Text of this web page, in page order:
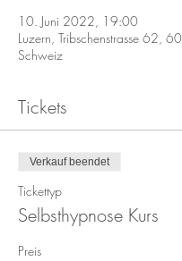
10. Juni 2022, 19:00
Luzern, Tribschenstrasse 62,
Schweiz
Tickets
Verkauf beendet
Tickettyp
Selbsthypnose Kurs
Preis